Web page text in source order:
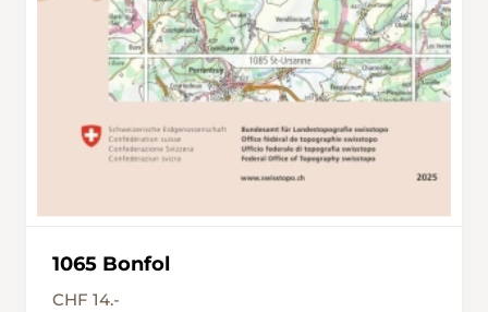
1065 Bonfol
CHF 14.-